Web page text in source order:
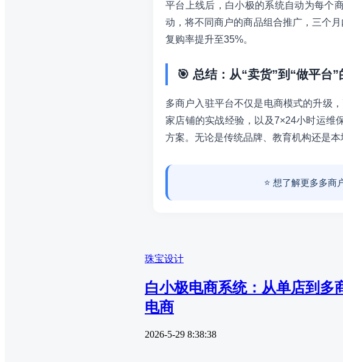
平台上线后，白小极的系统自动为每个
动，将不同商户的商品组合推广，三个
复购率提升至35%。
🎯 总结：从“卖货”到“做平台
多商户入驻平台不仅是电商模式的升级
家店铺的实战经验，以及7×24小时运维
方案。无论是传统品牌、教育机构还是
⭐ 想了解更多多商
珠宝设计
白小极电商系统：从单店到多
电商
2026-5-29 8:38:38